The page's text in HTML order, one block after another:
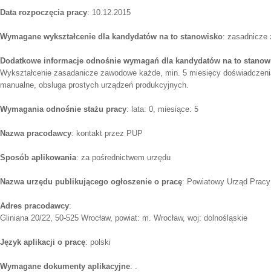
Data rozpoczęcia pracy: 10.12.2015
Wymagane wykształcenie dla kandydatów na to stanowisko: zasadnicze
Dodatkowe informacje odnośnie wymagań dla kandydatów na to
Wykształcenie zasadanicze zawodowe każde, min. 5 miesięcy
manualne, obsluga prostych urządzeń produkcyjnych.
Wymagania odnośnie stażu pracy: lata: 0, miesiące: 5
Nazwa pracodawcy: kontakt przez PUP
Sposób aplikowania: za pośrednictwem urzędu
Nazwa urzędu publikującego ogłoszenie o pracę: Powiatowy Urząd Pracy
Adres pracodawcy:
Gliniana 20/22, 50-525 Wrocław, powiat: m. Wrocław, woj: dolnośląskie
Język aplikacji o pracę: polski
Wymagane dokumenty aplikacyjne: .